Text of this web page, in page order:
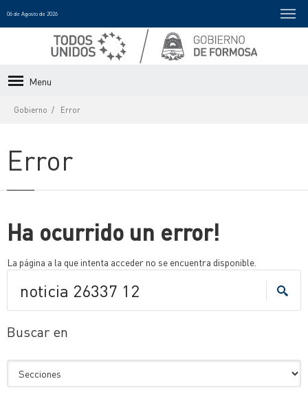
06 de Agosto de 2026
Menu
Gobierno Error
Error
Ha ocurrido un error!
La página a la que intenta acceder no se encuentra disponible.
Buscar en